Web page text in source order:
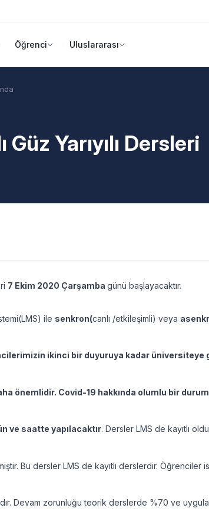
Öğrenci Uluslararası
Yarıyılı Dersleri
7 Ekim 2020 Çarşamba günü başlayacaktır.
ile senkron(canlı /etkileşimli) veya
ikinci bir duyuruya kadar üniversiteye
önemlidir. Covid-19 hakkında olumlu bir
ve saatte yapılacaktır. Dersler LMS de kayıtlı
Bu dersler LMS de kayıtlı derslerdir. Öğrenciler
Devam zorunluğu teorik derslerde %70 ve